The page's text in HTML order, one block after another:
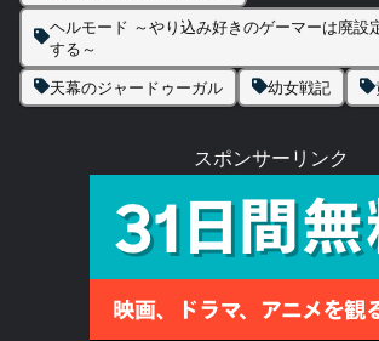
ヘルモード ～やり込み好きのゲーマーは廃設
する～
天幕のジャードゥーガル
幼女戦記
スポンサーリンク